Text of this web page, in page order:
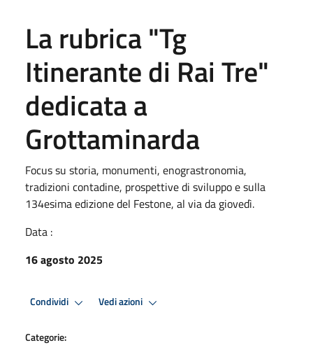
La rubrica "Tg
Itinerante di Rai Tre"
dedicata a
Grottaminarda
Focus su storia, monumenti, enograstronomia,
tradizioni contadine, prospettive di sviluppo e sulla
134esima edizione del Festone, al via da giovedì.
Data :
16 agosto 2025
Condividi Vedi azioni
Categorie: